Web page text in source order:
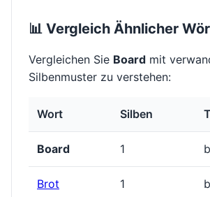
📊 Vergleich Ähnlicher
Vergleichen Sie Board mit
Silbenmuster zu verstehen:
Wort Silben
Board 1
Brot 1